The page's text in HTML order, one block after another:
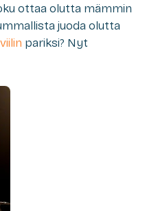
ottaa olutta mämmin
juoda olutta
viilin pariksi? Nyt